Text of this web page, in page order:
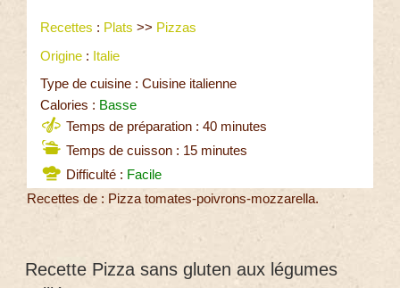
Recettes : Plats >> Pizzas
Origine : Italie
Type de cuisine : Cuisine italienne
Calories : Basse
Temps de préparation : 40 minutes
Temps de cuisson : 15 minutes
Difficulté : Facile
Recettes de : Pizza tomates-poivrons-mozzarella.
Recette Pizza sans gluten aux légumes